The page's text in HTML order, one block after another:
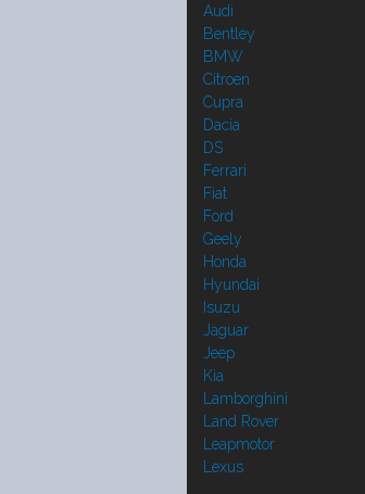
Audi
Bentley
BMW
Citroen
Cupra
Dacia
DS
Ferrari
Fiat
Ford
Geely
Honda
Hyundai
Isuzu
Jaguar
Jeep
Kia
Lamborghini
Land Rover
Leapmotor
Lexus